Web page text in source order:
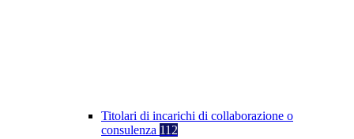
Titolari di incarichi di collaborazione o
consulenza 112